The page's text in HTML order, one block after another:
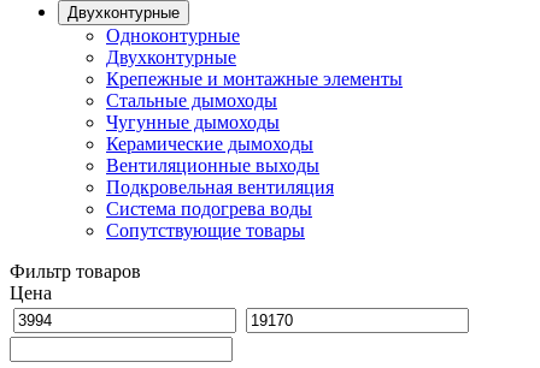
Двухконтурные
Одноконтурные
Двухконтурные
Крепежные и монтажные элементы
Стальные дымоходы
Чугунные дымоходы
Керамические дымоходы
Вентиляционные выходы
Подкровельная вентиляция
Система подогрева воды
Сопутствующие товары
Фильтр товаров
Цена